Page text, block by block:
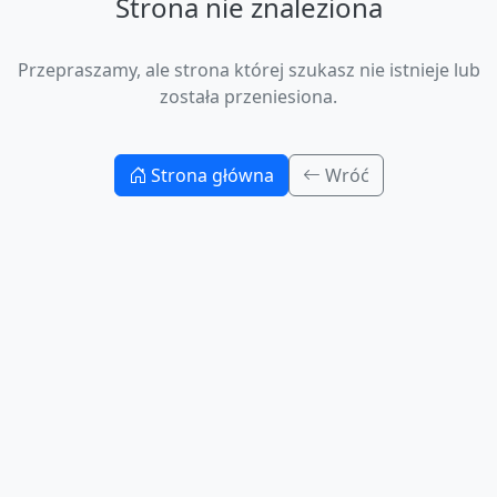
Przepraszamy, ale strona której szukasz nie istnieje lub
została przeniesiona.
Strona główna Wróć